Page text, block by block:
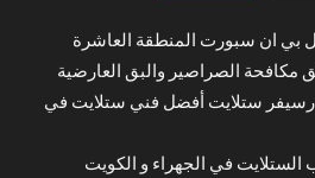
مكافحة الصراصير والبق العارضية
رسيفر ستلايت أفضل فني ستلايت في
في الجهراء و الكويت